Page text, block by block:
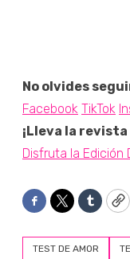
No olvides
Facebook TikTok
¡Lleva la
Disfruta la Edición
Facebook
TwitterTumblr
TEST DE AMOR